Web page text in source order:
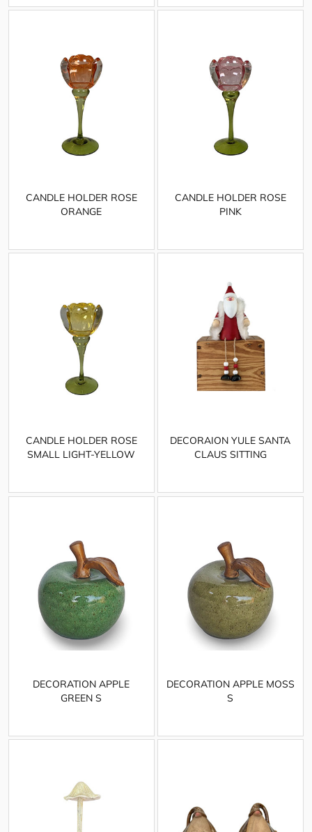
CANDLE HOLDER ROSE
ORANGE
CANDLE HOLDER ROSE
PINK
CANDLE HOLDER ROSE
SMALL LIGHT-YELLOW
DECORAION YULE SANTA
CLAUS SITTING
DECORATION APPLE
GREEN S
DECORATION APPLE MOSS
S